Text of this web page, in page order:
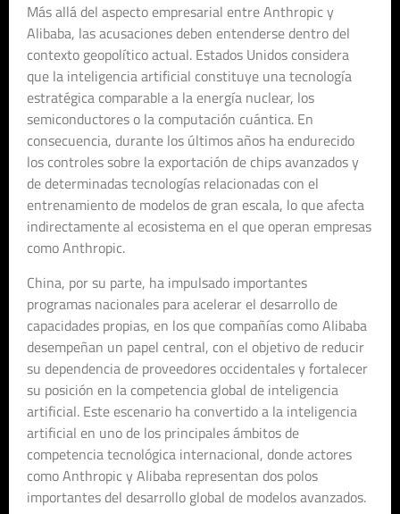
Más allá del aspecto empresarial entre Anthropic y
Alibaba, las acusaciones deben entenderse dentro del
contexto geopolítico actual. Estados Unidos considera
que la inteligencia artificial constituye una tecnología
estratégica comparable a la energía nuclear, los
semiconductores o la computación cuántica. En
consecuencia, durante los últimos años ha endurecido
los controles sobre la exportación de chips avanzados y
de determinadas tecnologías relacionadas con el
entrenamiento de modelos de gran escala, lo que afecta
indirectamente al ecosistema en el que operan empresas
como Anthropic.
China, por su parte, ha impulsado importantes
programas nacionales para acelerar el desarrollo de
capacidades propias, en los que compañías como Alibaba
desempeñan un papel central, con el objetivo de reducir
su dependencia de proveedores occidentales y fortalecer
su posición en la competencia global de inteligencia
artificial. Este escenario ha convertido a la inteligencia
artificial en uno de los principales ámbitos de
competencia tecnológica internacional, donde actores
como Anthropic y Alibaba representan dos polos
importantes del desarrollo global de modelos avanzados.